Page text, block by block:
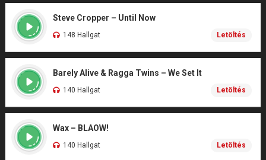
Steve Cropper – Until Now
148 Hallgat Letöltés
Barely Alive & Ragga Twins – We Set It
140 Hallgat Letöltés
Wax – BLAOW!
140 Hallgat Letöltés